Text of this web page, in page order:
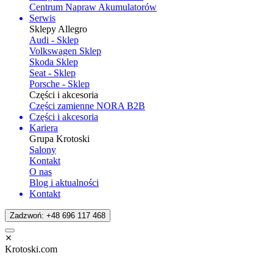
Centrum Napraw Akumulatorów
Serwis
Sklepy Allegro
Audi - Sklep
Volkswagen Sklep
Skoda Sklep
Seat - Sklep
Porsche - Sklep
Części i akcesoria
Części zamienne NORA B2B
Części i akcesoria
Kariera
Grupa Krotoski
Salony
Kontakt
O nas
Blog i aktualności
Kontakt
Zadzwoń: +48 696 117 468
Krotoski.com